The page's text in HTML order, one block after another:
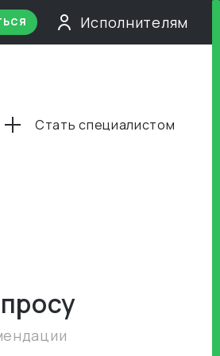
Исполнителям
Стать специалистом